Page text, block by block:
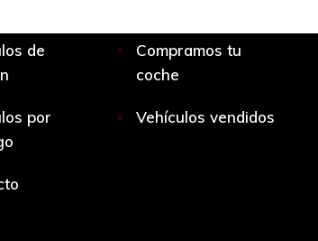
de
Compramos tu
coche
por
Vehículos vendidos